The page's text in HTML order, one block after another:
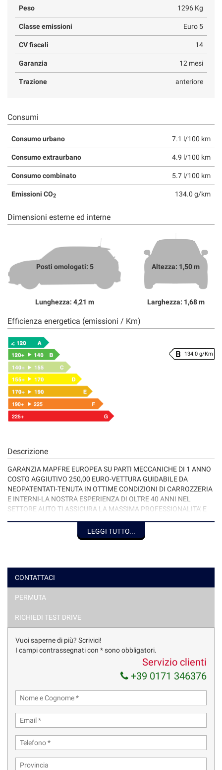
Peso 1296 Kg
Classe emissioni Euro 5
CV fiscali 14
Garanzia 12 mesi
Trazione anteriore
Consumi
Consumo urbano 7.1 l/100 km
Consumo extraurbano 4.9 l/100 km
Consumo combinato 5.7 l/100 km
Emissioni CO2 134.0 g/km
Dimensioni esterne ed interne
Posti omologati: 5
Lunghezza: 4,21 m
Altezza: 1,50 m
Larghezza: 1,68 m
Efficienza energetica (emissioni / Km)
134.0 g/Km
Descrizione
GARANZIA MAPFRE EUROPEA SU PARTI MECCANICHE DI 1 ANNO
COSTO AGGIUTIVO 250,00 EURO-VETTURA GUIDABILE DA
NEOPATENTATI-TENUTA IN OTTIME CONDIZIONI DI CARROZZERIA
E INTERNI-LA NOSTRA ESPERIENZA DI OLTRE 40 ANNI NEL
SETTORE AUTO TI ASSICURA LA MASSIMA PROFESSIONALITA' E
OFFICINA,MAGAZZINO RICAMBI,CARROZZERIA E VETTURE
SOSTITUTIVE. POSSIBILITA' DI FINANZIAMENTO IN SEDE A TASSI
www.var-auto.it
LEGGI TUTTO...
CONTATTACI
PERMUTA
RICHIEDI TEST DRIVE
Vuoi saperne di più? Scrivici!
I campi contrassegnati con * sono obbligatori.
Servizio clienti
+39 0171 346376